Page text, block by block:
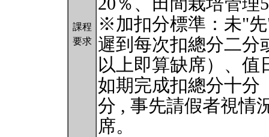
課程
要求
※加扣分標準：未"
遲到每次扣總分二分
以上即算缺席）、值
如期完成扣總分十分
分 , 事先請假者視情
席。